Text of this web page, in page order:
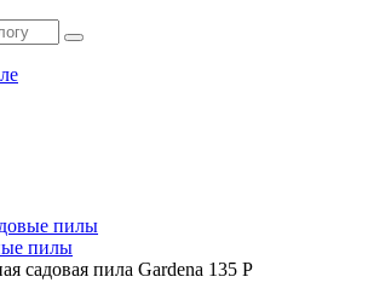
пилы
пилы
садовая пила Gardena 135 P